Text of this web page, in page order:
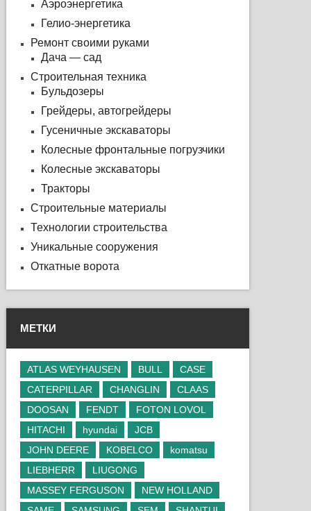
Аэроэнергетика
Гелио-энергетика
Ремонт своими руками
Дача — сад
Строительная техника
Бульдозеры
Грейдеры, автогрейдеры
Гусеничные экскаваторы
Колесные фронтальные погрузчики
Колесные экскаваторы
Тракторы
Строительные материалы
Технологии строительства
Уникальные сооружения
Откатные ворота
МЕТКИ
ATLAS WEYHAUSEN BULL
CASE
CATERPILLAR
CHANGLIN
CLAAS
DOOSAN
FENDT
FOTON LOVOL
HITACHI
hyundai
JCB
JOHN DEERE
KOBELCO
komatsu
LIEBHERR
LIUGONG
MASSEY FERGUSON
NEW HOLLAND